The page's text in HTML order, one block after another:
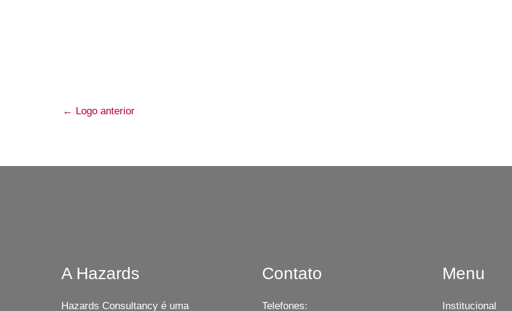
← Logo anterior
A Hazards
Hazards Consultancy é uma
Contato
Telefones:
Menu
Institucional